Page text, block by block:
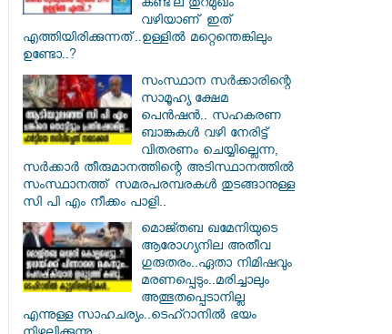
കണ്ട്‌ല തുറമുഖം
വഴിയാണ് ഇത്
എത്തിയിരിക്കുന്നത്..ഉള്ളിൽ മറ്റെന്തെങ്കിലും
ഉണ്ടോ..?
സംസ്ഥാന സർ‌ക്കാരിന്റെ
സാമൂഹ്യ ക്ഷേമ
പെൻഷൻ.. സഹകരണ
ബാങ്കുകൾ വഴി നേരിട്ട്
വിതരണം ചെയ്യില്ലെന്ന,
സർക്കാർ തീരുമാനത്തിന്റെ അടിസ്ഥാനത്തിൽ
സംസ്ഥാനത്ത് സമരപരമ്പരകൾ തുടങ്ങാനുള്ള
സി പി എം നീക്കം പാളി..
മൊജ്തബ ഖമേനിയുടെ
ആരോഗ്യനില അതീവ
ഗുരുതരം..ഏതാ നിമിഷവും
മരണപ്പെടും..മരിച്ചാലും
അത്ഭുതപ്പെടാനില്ല
എന്നുള്ള സാഹചര്യം..ടെഹ്റാനിൽ ഭയം